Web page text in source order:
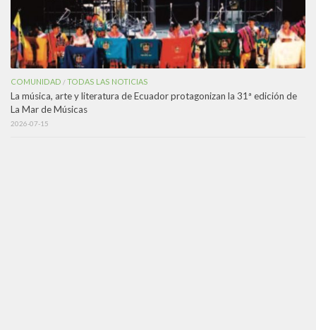
COMUNIDAD /TODAS LAS NOTICIAS
La música, arte y literatura de Ecuador protagonizan la 31ª edición de
La Mar de Músicas
2026-07-15